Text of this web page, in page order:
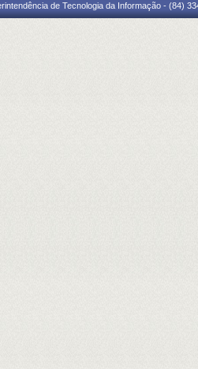
de Tecnologia da Informação - (84)